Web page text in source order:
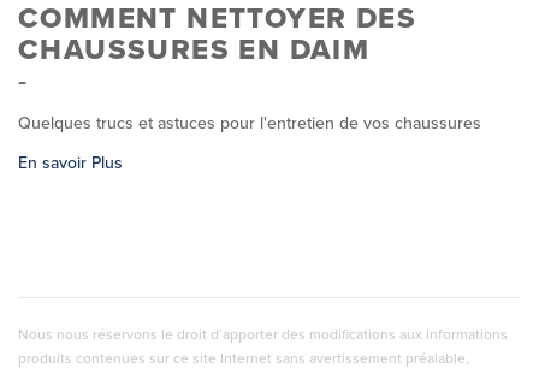
COMMENT NETTOYER DES
CHAUSSURES EN DAIM
Quelques trucs et astuces pour l'entretien de vos chaussures
En savoir Plus
Nous nous réservons le droit d’apporter des modifications aux informations
produits contenues sur ce site Internet sans avertissement préalable,